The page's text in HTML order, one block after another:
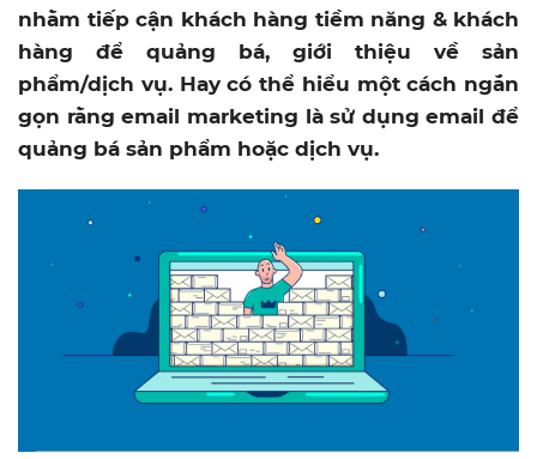
nhằm tiếp cận khách hàng tiềm năng & khách
hàng để quảng bá, giới thiệu về sản
phẩm/dịch vụ. Hay có thể hiểu một cách ngắn
gọn rằng email marketing là sử dụng email để
quảng bá sản phẩm hoặc dịch vụ.